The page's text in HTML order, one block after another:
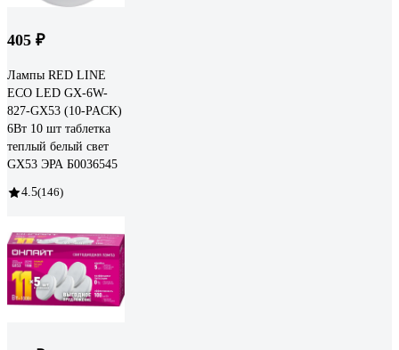
405 ₽
Лампы RED LINE
ECO LED GX-6W-
827-GX53 (10-PACK)
6Вт 10 шт таблетка
теплый белый свет
GX53 ЭРА Б0036545
4.5(146)